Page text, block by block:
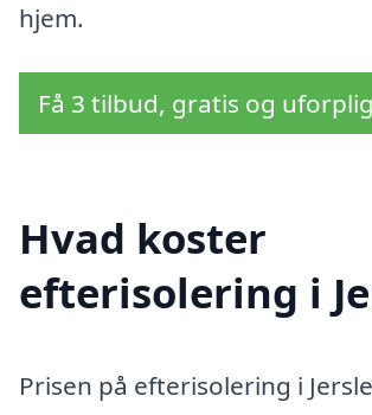
hjem.
Få 3 tilbud, gratis og
Hvad koster
efterisolering i
Prisen på efterisolering i